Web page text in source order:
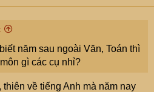
năm sau ngoài Văn, Toán thì
gì các cụ nhỉ?
về tiếng Anh mà năm nay